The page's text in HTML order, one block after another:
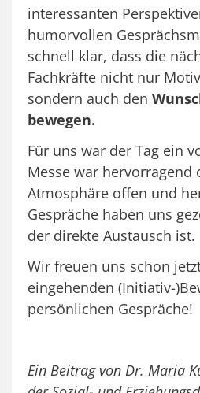
interessanten
humorvollen
schnell klar, dass die
Fachkräfte nicht nur
sondern auch den
bewegen.
Für uns war der Tag ein
Messe war hervorragend
Atmosphäre offen und
Gespräche haben uns
der direkte Austausch ist.
Wir freuen uns schon
eingehenden (Initiativ-
persönlichen Gespräche!
Ein Beitrag von Dr. Maria